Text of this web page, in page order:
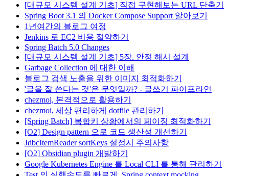
[대규모 시스템 설계 기초] 직접 구현해보는 URL 단축기
Spring Boot 3.1 의 Docker Compose Support 알아보기
1년여간의 블로그 여정
Jenkins 로 EC2 비용 절약하기
Spring Batch 5.0 Changes
[대규모 시스템 설계 기초] 5장. 안정 해시 설계
Garbage Collection 에 대한 이해
블로그 검색 노출을 위한 이미지 최적화하기
'글을 잘 쓴다는 것'은 무엇일까? - 글쓰기 파이프라인
chezmoi, 본격적으로 활용하기
chezmoi, 세상 편리하게 dotfile 관리하기
[Spring Batch] 복합키 상황에서의 페이징 최적화하기
[O2] Design pattern 으로 코드 생산성 개선하기
JdbcItemReader sortKeys 설정시 주의사항
[O2] Obsidian plugin 개발하기
Google Kubernetes Engine 를 Local CLI 를 통해 관리하기